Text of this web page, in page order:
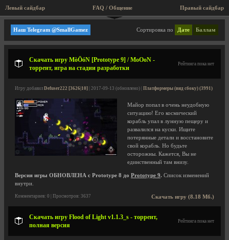
Левый сайдбар Правый сайдбар
FAQ / Общение
Платформеры (вид сбоку)
Сортировка по Дате Баллам
Наш Telegram @SmallGamez
Скачать игру MòŌóN [Prototype 9] / MoOoN -
торрент, игра на стадии разработки
Рейтинга пока нет
Игру добавил Defuser222 [3626|10] | 2017-09-13 (обновлено) | Платформеры (вид сбоку) (3991)
Майор попал в очень неудобную
ситуацию! Его космический
корабль упал в лунную пещеру и
развалился на куски. Ищите
потерянные детали и восстановите
свой корабль. Но будьте
осторожны. Кажется, Вы не
единственный там внизу.
Версия игры ОБНОВЛЕНА с Prototype 8 до Prototype 9. Список изменений
внутри.
Скачать игру (8.18 Мб.)
Комментариев: 0 | Просмотров: 3637
Скачать игру Flood of Light v1.1.3_s - торрент,
полная версия
Рейтинга пока нет